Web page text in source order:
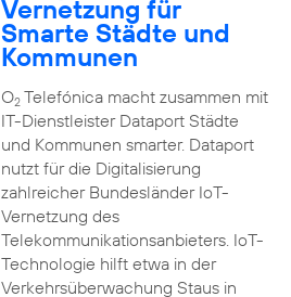
Vernetzung für
Smarte Städte und
Kommunen
O2Telefónica macht zusammen mit
IT-Dienstleister Dataport Städte
und Kommunen smarter. Dataport
nutzt für die Digitalisierung
zahlreicher Bundesländer IoT-
Vernetzung des
Telekommunikationsanbieters. IoT-
Technologie hilft etwa in der
Verkehrsüberwachung Staus in